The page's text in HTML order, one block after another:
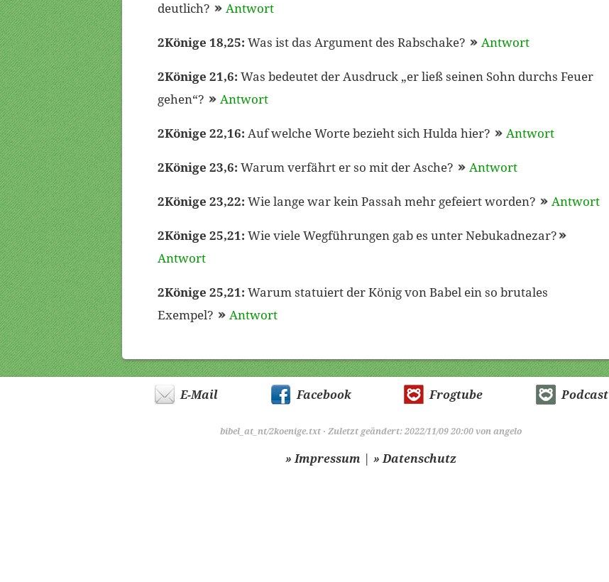
deutlich?
Antwort
2Könige 18,25: Was ist das Argument des Rabschake? Antwort
2Könige 21,6: Was bedeutet der Ausdruck „er ließ seinen Sohn durchs Feuer
gehen“?
Antwort
2Könige 22,16: Auf welche Worte bezieht sich Hulda hier? Antwort
2Könige 23,6: Warum verfährt er so mit der Asche? Antwort
2Könige 23,22: Wie lange war kein Passah mehr gefeiert worden? Antwort
2Könige 25,21: Wie viele Wegführungen gab es unter Nebukadnezar?
Antwort
2Könige 25,21: Warum statuiert der König von Babel ein so brutales
Exempel?
Antwort
E-Mail Facebook Frogtube Podcast
bibel_at_nt/2koenige.txt· Zuletzt geändert: 2022/11/09 20:00 von angelo
» Impressum | » Datenschutz